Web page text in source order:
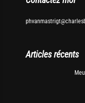
Articles récents